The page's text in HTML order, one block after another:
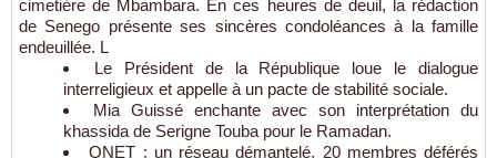
cimetière de Mbambara. En ces heures de deuil, la rédaction
de Senego présente ses sincères condoléances à la famille
endeuillée. L
Le Président de la République loue le dialogue
interreligieux et appelle à un pacte de stabilité sociale.
Mia Guissé enchante avec son interprétation du
khassida de Serigne Touba pour le Ramadan.
QNET : un réseau démantelé, 20 membres déférés